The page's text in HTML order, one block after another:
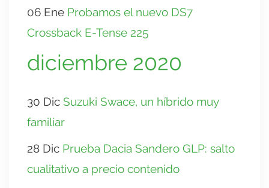
06 Ene Probamos el nuevo DS7
Crossback E-Tense 225
diciembre 2020
30 Dic Suzuki Swace, un híbrido muy
familiar
28 Dic Prueba Dacia Sandero GLP: salto
cualitativo a precio contenido